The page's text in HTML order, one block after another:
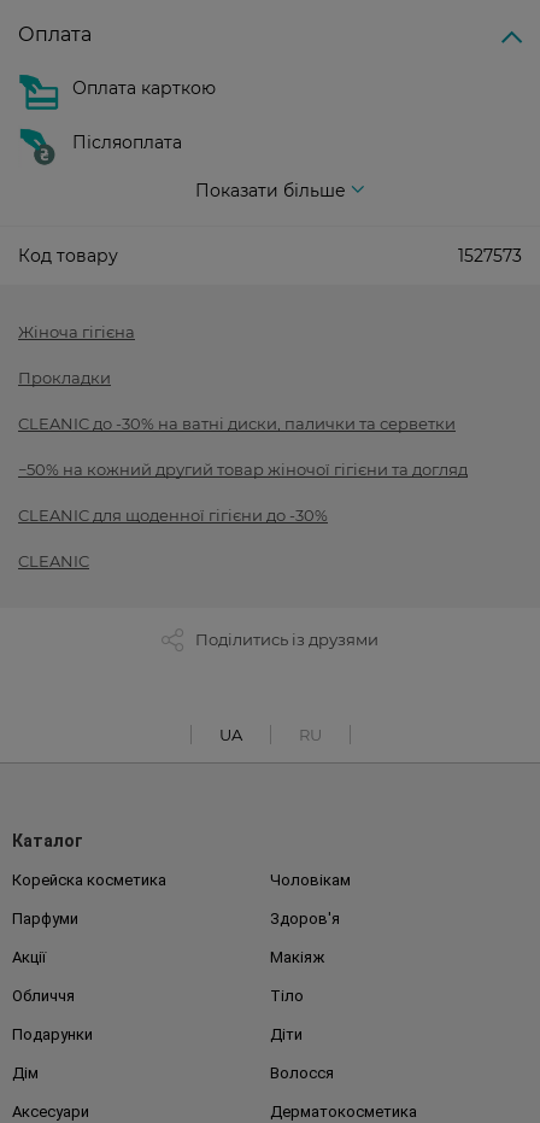
Оплата
Оплата карткою
Післяоплата
Показати більше
Код товару 1527573
Жіноча гігієна
Прокладки
CLEANIC до -30% на ватні диски, палички та серветки
−50% на кожний другий товар жіночої гігієни та догляд
CLEANIC для щоденної гігієни до -30%
CLEANIC
Поділитись із друзями
UA RU
Каталог
Корейска косметика Чоловікам
Парфуми Здоров'я
Акції Макіяж
Обличчя Тіло
Подарунки Діти
Дім Волосся
Аксесуари Дерматокосметика